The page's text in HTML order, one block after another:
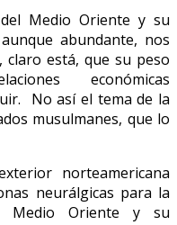
Medio Oriente y su
abundante, nos
está, que su peso
económicas
No así el tema de la
musulmanes, que lo
norteamericana
neurálgicas para la
Medio Oriente y su